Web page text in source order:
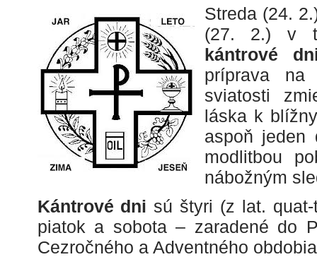
Streda (24.
(27. 2.) v
kántrové
príprava
sviatosti
láska k
aspoň jeden
modlitbou
nábožným
Kántrové dni sú štyri (z lat.
piatok a sobota – zaradené do
Cezročného a Adventného